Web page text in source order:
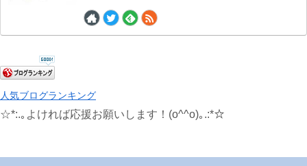
人気ブログランキング
☆*:.｡よければ応援お願いします！(o^^o)｡.:*☆